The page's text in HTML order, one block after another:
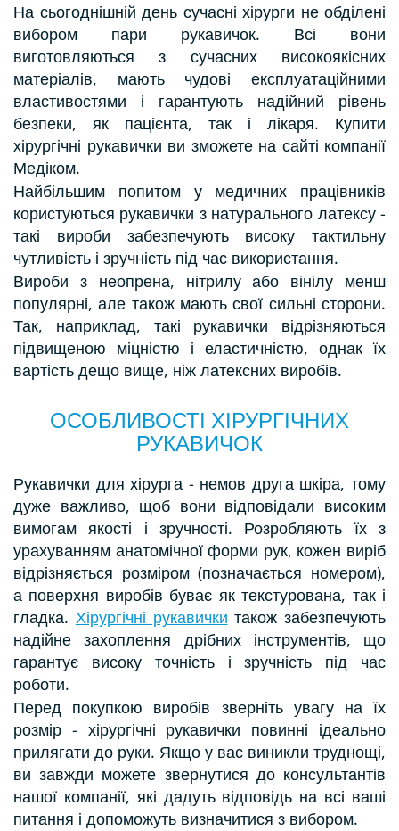
На сьогоднішній день сучасні хірурги не обділені
вибором пари рукавичок. Всі вони
виготовляються з сучасних високоякісних
матеріалів, мають чудові експлуатаційними
властивостями і гарантують надійний рівень
безпеки, як пацієнта, так і лікаря. Купити
хірургічні рукавички ви зможете на сайті компанії
Медіком.
Найбільшим попитом у медичних працівників
користуються рукавички з натурального латексу -
такі вироби забезпечують високу тактильну
чутливість і зручність під час використання.
Вироби з неопрена, нітрилу або вінілу менш
популярні, але також мають свої сильні сторони.
Так, наприклад, такі рукавички відрізняються
підвищеною міцністю і еластичністю, однак їх
вартість дещо вище, ніж латексних виробів.
ОСОБЛИВОСТІ ХІРУРГІЧНИХ
РУКАВИЧОК
Рукавички для хірурга - немов друга шкіра, тому
дуже важливо, щоб вони відповідали високим
вимогам якості і зручності. Розробляють їх з
урахуванням анатомічної форми рук, кожен виріб
відрізняється розміром (позначається номером),
а поверхня виробів буває як текстурована, так і
гладка. Хірургічні рукавички також забезпечують
надійне захоплення дрібних інструментів, що
гарантує високу точність і зручність під час
роботи.
Перед покупкою виробів зверніть увагу на їх
розмір - хірургічні рукавички повинні ідеально
прилягати до руки. Якщо у вас виникли труднощі,
ви завжди можете звернутися до консультантів
нашої компанії, які дадуть відповідь на всі ваші
питання і допоможуть визначитися з вибором.